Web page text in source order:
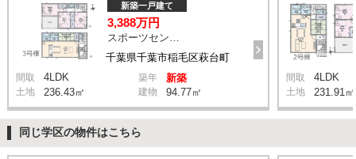
千葉県千葉市稲毛区萩台町
新築一戸建て
3,388万円
スポーツセンター駅 徒歩11分
間取 4LDK 築年 新築
土地 236.43㎡ 建物 94.77㎡
間取 4LDK
土地 231.91㎡
同じ学区の物件はこちら